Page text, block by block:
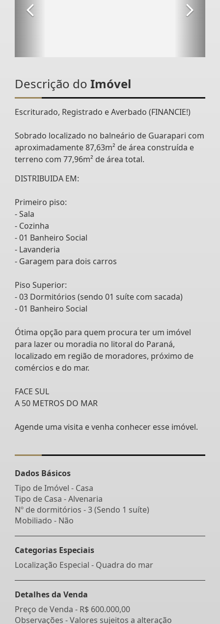
Descrição do Imóvel
Escriturado, Registrado e Averbado (FINANCIE!)
Sobrado localizado no balneário de Guarapari com
aproximadamente 87,63m² de área construída e
terreno com 77,96m² de área total.
DISTRIBUIDA EM:
Primeiro piso:
- Sala
- Cozinha
- 01 Banheiro Social
- Lavanderia
- Garagem para dois carros
Piso Superior:
- 03 Dormitórios (sendo 01 suíte com sacada)
- 01 Banheiro Social
Ótima opção para quem procura ter um imóvel
para lazer ou moradia no litoral do Paraná,
localizado em região de moradores, próximo de
comércios e do mar.
FACE SUL
A 50 METROS DO MAR
Agende uma visita e venha conhecer esse imóvel.
Dados Básicos
Tipo de Imóvel - Casa
Tipo de Casa - Alvenaria
Nº de dormitórios - 3 (Sendo 1 suíte)
Mobiliado - Não
Categorias Especiais
Localização Especial - Quadra do mar
Detalhes da Venda
Preço de Venda - R$ 600.000,00
Observações - Valores sujeitos a alteração